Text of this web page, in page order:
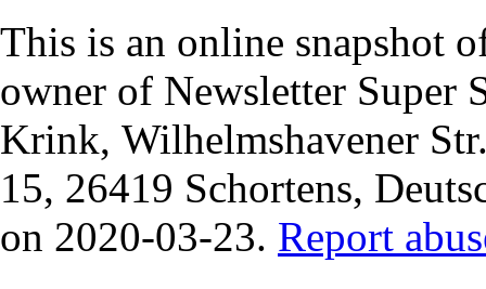
This is an online snapshot
owner of Newsletter Super
Krink, Wilhelmshavener
15, 26419 Schortens,
on 2020-03-23. Report